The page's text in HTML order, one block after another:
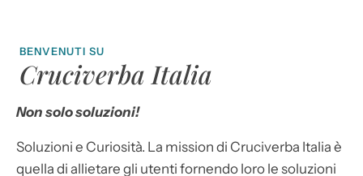
BENVENUTI SU
Cruciverba Italia
Non solo soluzioni!
Soluzioni e Curiosità. La mission di Cruciverba Italia è
quella di allietare gli utenti fornendo loro le soluzioni